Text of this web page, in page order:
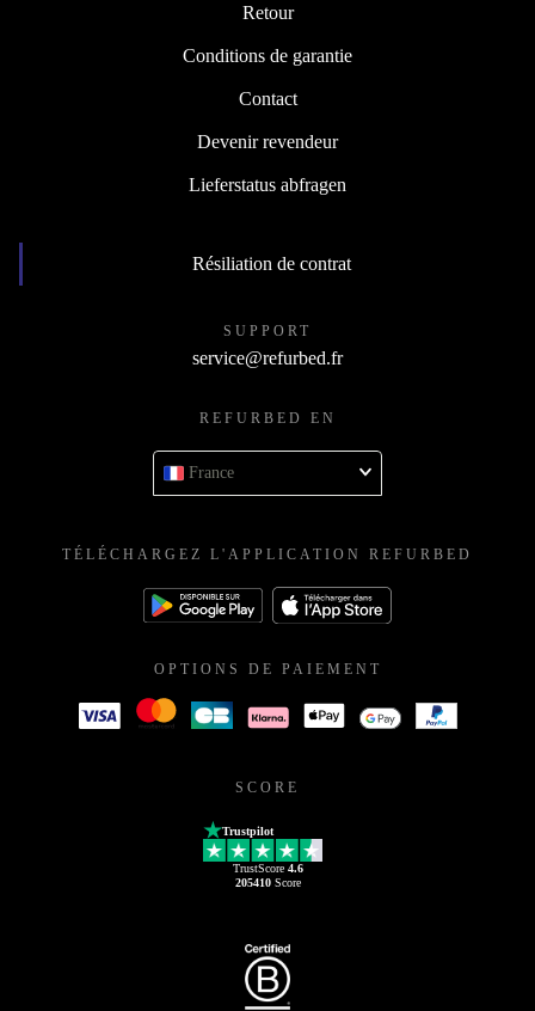
Retour
Conditions de garantie
Contact
Devenir revendeur
Lieferstatus abfragen
Résiliation de contrat
SUPPORT
service@refurbed.fr
REFURBED EN
France
TÉLÉCHARGEZ L'APPLICATION REFURBED
OPTIONS DE PAIEMENT
SCORE
Trustpilot
TrustScore 4.6
205410Score